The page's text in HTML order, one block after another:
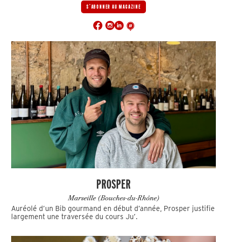
S'ABONNER AU MAGAZINE
PROSPER
Marseille (Bouches-du-Rhône)
Auréolé d’un Bib gourmand en début d’année, Prosper justifie
largement une traversée du cours Ju’.